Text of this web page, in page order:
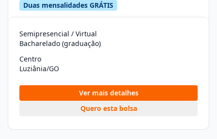
Duas mensalidades GRÁTIS
Semipresencial / Virtual
Bacharelado (graduação)
Centro
Luziânia/GO
Ver mais detalhes
Quero esta bolsa